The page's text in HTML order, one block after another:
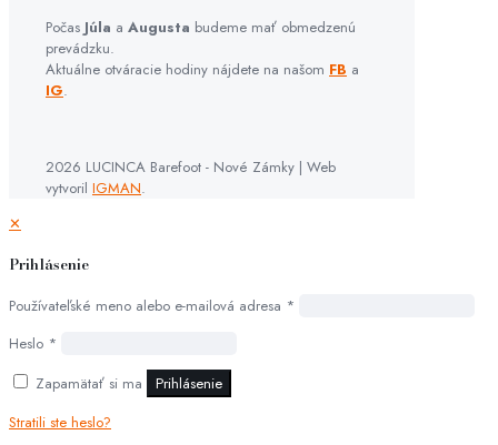
Počas Júla a Augusta budeme mať obmedzenú
prevádzku.
Aktuálne otváracie hodiny nájdete na našom FB a
IG.
2026 LUCINCA Barefoot - Nové Zámky | Web
vytvoril IGMAN.
✕
Prihlásenie
Používateľské meno alebo e-mailová adresa *
Heslo *
Zapamätať si ma
Prihlásenie
Stratili ste heslo?